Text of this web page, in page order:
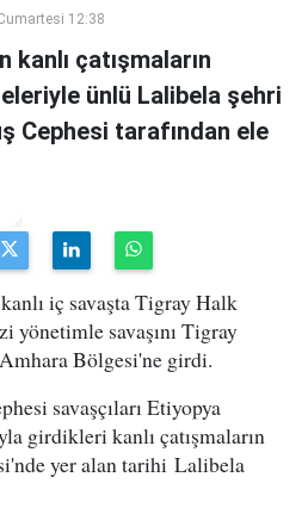
12:38
kanlı çatışmaların
ünlü Lalibela şehri
Cephesi tarafından ele
iç savaşta Tigray Halk
yönetimle savaşını Tigray
Amhara Bölgesi'ne girdi.
savaşçıları Etiyopya
girdikleri kanlı çatışmaların
yer alan tarihi Lalibela